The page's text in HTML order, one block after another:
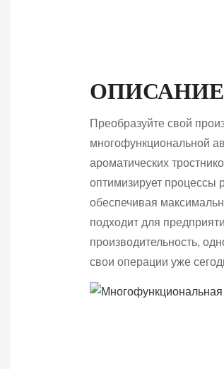
Преобразуйте свой
многофункциональной
ароматических
оптимизирует процессы
обеспечивая
подходит для
производительность,
свои операции уже